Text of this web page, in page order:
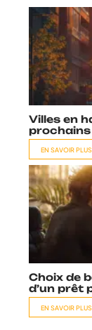
Villes en
EN SAVOIR PLUS
Choix de
d’un prêt
EN SAVOIR PLUS